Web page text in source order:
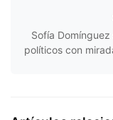
Sofía
políticos con